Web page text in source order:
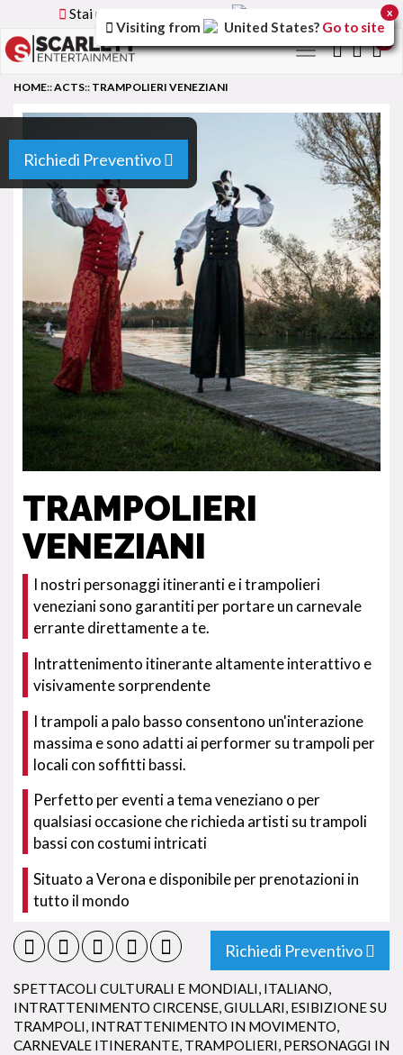
Stai utilizzando la versione
Toggle
Richiedi Preventivo
HOME::ACTS:: TRAMPOLIERI VENEZIANI
TRAMPOLIERI
VENEZIANI
I nostri personaggi itineranti e i trampolieri
veneziani sono garantiti per portare un carnevale
errante direttamente a te.
Intrattenimento itinerante altamente interattivo e
visivamente sorprendente
I trampoli a palo basso consentono un'interazione
massima e sono adatti ai performer su trampoli per
locali con soffitti bassi.
Perfetto per eventi a tema veneziano o per
qualsiasi occasione che richieda artisti su trampoli
bassi con costumi intricati
Situato a Verona e disponibile per prenotazioni in
tutto il mondo
Richiedi Preventivo
SPETTACOLI CULTURALI E MONDIALI, ITALIANO,
INTRATTENIMENTO CIRCENSE,GIULLARI, ESIBIZIONE SU
TRAMPOLI, INTRATTENIMENTO IN MOVIMENTO,
CARNEVALE ITINERANTE, TRAMPOLIERI, PERSONAGGI IN
Visiting from United States? Go to site
x